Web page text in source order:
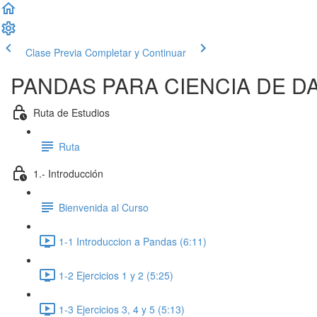
Clase Previa Completar y Continuar
PANDAS PARA CIENCIA DE
Ruta de Estudios
Ruta
1.- Introducción
Bienvenida al Curso
1-1 Introduccion a Pandas (6:11)
1-2 Ejercicios 1 y 2 (5:25)
1-3 Ejercicios 3, 4 y 5 (5:13)